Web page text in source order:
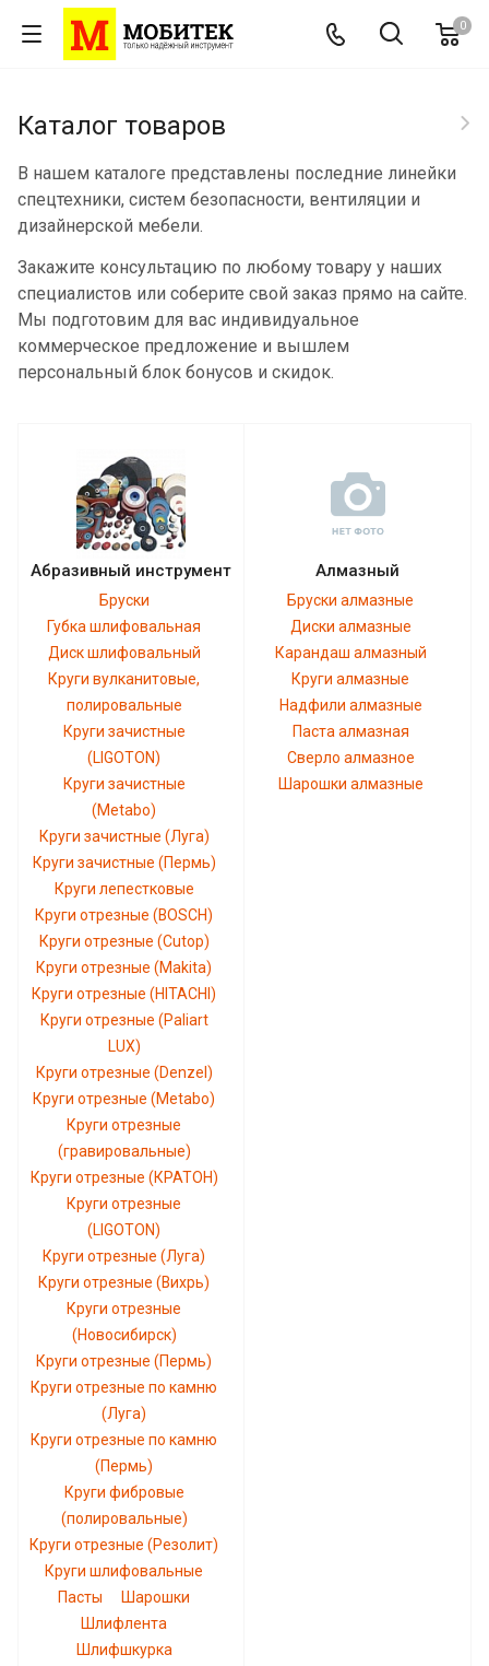
0
Каталог товаров
В нашем каталоге представлены последние линейки
спецтехники, систем безопасности, вентиляции и
дизайнерской мебели.
Закажите консультацию по любому товару у наших
специалистов или соберите свой заказ прямо на сайте.
Мы подготовим для вас индивидуальное
коммерческое предложение и вышлем
персональный блок бонусов и скидок.
Абразивный инструмент
Бруски
Губка шлифовальная
Диск шлифовальный
Круги вулканитовые,
полировальные
Круги зачистные
(LIGOTON)
Круги зачистные
(Metabo)
Круги зачистные (Луга)
Круги зачистные (Пермь)
Круги лепестковые
Круги отрезные (BOSCH)
Круги отрезные (Cutop)
Круги отрезные (Makita)
Круги отрезные (HITACHI)
Круги отрезные (Paliart
LUX)
Круги отрезные (Denzel)
Круги отрезные (Metabo)
Круги отрезные
(гравировальные)
Круги отрезные (КРАТОН)
Круги отрезные
(LIGOTON)
Круги отрезные (Луга)
Круги отрезные (Вихрь)
Круги отрезные
(Новосибирск)
Круги отрезные (Пермь)
Круги отрезные по камню
(Луга)
Круги отрезные по камню
(Пермь)
Круги фибровые
(полировальные)
Круги отрезные (Резолит)
Круги шлифовальные
Пасты
Шарошки
Шлифлента
Шлифшкурка
Алмазный
Бруски алмазные
Диски алмазные
Карандаш алмазный
Круги алмазные
Надфили алмазные
Паста алмазная
Сверло алмазное
Шарошки алмазные